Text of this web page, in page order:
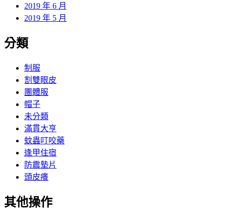
2019 年 6 月
2019 年 5 月
分類
制服
割雙眼皮
團體服
帽子
未分類
滿貫大亨
蚊蟲叮咬藥
逢甲住宿
防震墊片
頭皮癢
其他操作